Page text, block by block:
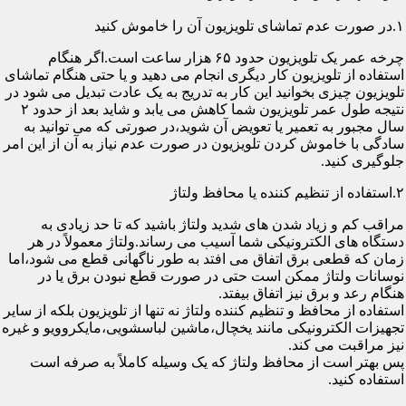
۱.در صورت عدم تماشای تلویزیون آن را خاموش کنید
چرخه عمر یک تلویزیون حدود ۶۵ هزار ساعت است.اگر هنگام
استفاده از تلویزیون کار دیگری انجام می دهید و یا حتی هنگام تماشای
تلویزیون چیزی بخوانید این کار به تدریج به یک عادت تبدیل می شود در
نتیجه طول عمر تلویزیون شما کاهش می یابد و شاید بعد از حدود ۲
سال مجبور به تعمیر یا تعویض آن شوید،در صورتی که می توانید به
سادگی با خاموش کردن تلویزیون در صورت عدم نیاز به آن از این امر
جلوگیری کنید.
۲.استفاده از تنظیم کننده یا محافظ ولتاژ
مراقب کم و زیاد شدن های شدید ولتاژ باشید که تا حد زیادی به
دستگاه های الکترونیکی شما آسیب می رساند.ولتاژ معمولاً در هر
زمان که قطعی برق اتفاق می افتد به طور ناگهانی قطع می شود،اما
نوسانات ولتاژ ممکن است حتی در صورت قطع نبودن برق یا در
هنگام رعد و برق نیز اتفاق بیفتد.
استفاده از محافظ و تنظیم کننده ولتاژ نه تنها از تلویزیون بلکه از سایر
تجهیزات الکترونیکی مانند یخچال،ماشین لباسشویی،مایکروویو و غیره
نیز مراقبت می کند.
پس بهتر است از محافظ ولتاژ که یک وسیله کاملاً به صرفه است
استفاده کنید.